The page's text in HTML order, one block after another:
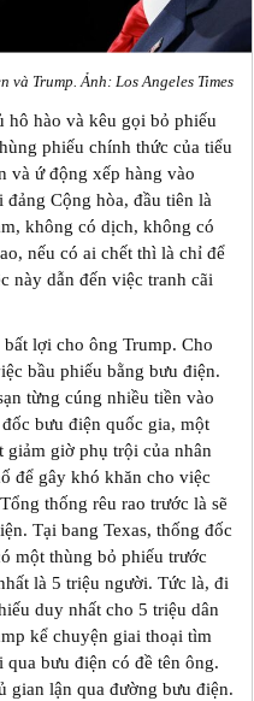
và Trump. Ảnh: Los Angeles Times
hào và kêu gọi bỏ phiếu
phiếu chính thức của tiểu
và ứ động xếp hàng vào
Cộng hòa, đầu tiên là
không có dịch, không có
nếu có ai chết thì là chỉ để
này dẫn đến việc tranh cãi
lợi cho ông Trump. Cho
bầu phiếu bằng bưu điện.
từng cúng nhiều tiền vào
bưu điện quốc gia, một
giờ phụ trội của nhân
để gây khó khăn cho việc
thống rêu rao trước là sẽ
Tại bang Texas, thống đốc
một thùng bỏ phiếu trước
là 5 triệu người. Tức là, đi
duy nhất cho 5 triệu dân
kể chuyện giai thoại tìm
bưu điện có đề tên ông.
gian lận qua đường bưu điện.